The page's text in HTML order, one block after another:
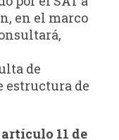
en el marco
de
estructura de
11 de